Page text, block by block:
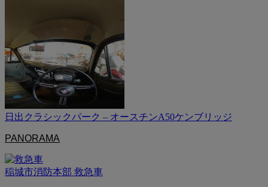
日出クラシックパーク – オースチンA50ケンブリッジ
PANORAMA
稲城市消防本部 救急車